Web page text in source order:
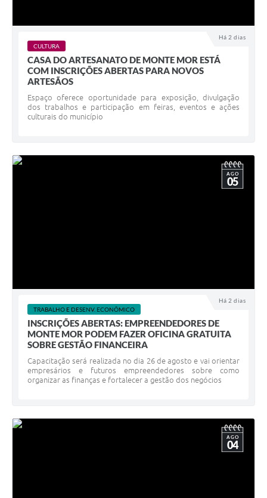
Há 2 dias
CULTURA
CASA DO ARTESANATO DE MONTE MOR ESTÁ
COM INSCRIÇÕES ABERTAS PARA NOVOS
ARTESÃOS
Espaço oferece oportunidade para exposição, divulgação
dos trabalhos e participação em feiras, eventos e ações
culturais do município
Há 2 dias
AGO
05
TRABALHO E DESENV. ECONÔMICO
INSCRIÇÕES ABERTAS: EMPREENDEDORES DE
MONTE MOR PODEM FAZER OFICINA GRATUITA
SOBRE GESTÃO FINANCEIRA
Capacitação será realizada no dia 26 de agosto e vai orientar
empresários e futuros empreendedores sobre como
organizar as finanças e fortalecer a gestão dos negócios
AGO
04